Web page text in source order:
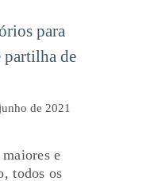
para
de
de 2021
e
todos os